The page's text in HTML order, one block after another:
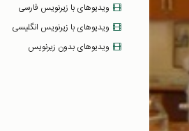
ویدیوهای با زیرنویس فارسی
ویدیوهای با زیرنویس انگلیسی
ویدیوهای بدون زیرنویس